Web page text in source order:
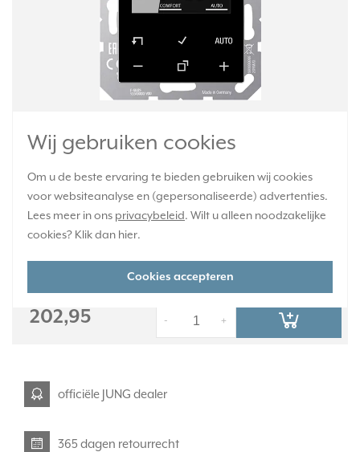
Wij gebruiken cookies
Om u de beste ervaring te bieden gebruiken wij cookies
voor websiteanalyse en (gepersonaliseerde) advertenties.
Lees meer in ons privacybeleid. Wilt u alleen noodzakelijke
cookies? Klik dan hier.
Cookies accepteren
display (A 1790 D SW) en binnenwerk (1790 RTR). Voor handmatige
en tijdgestuurde regeling van de ruimtetemperatuur. Front van
echt glas. Exclusief afdekraam. Serie: A-range, kleur: zwart.Meer
informatie »
Verwachte levertijd:
Huidige voorraad:
202,95 +
-
officiële JUNG dealer
365 dagen retourrecht